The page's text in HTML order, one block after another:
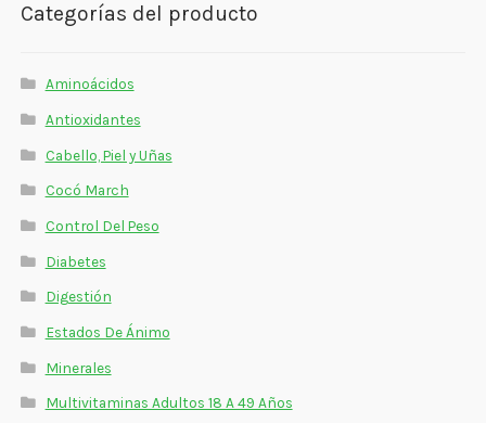
Categorías del producto
Aminoácidos
Antioxidantes
Cabello, Piel y Uñas
Cocó March
Control Del Peso
Diabetes
Digestión
Estados De Ánimo
Minerales
Multivitaminas Adultos 18 A 49 Años